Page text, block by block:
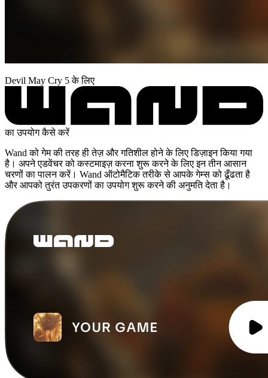
Devil May Cry 5 के लिए
का उपयोग कैसे करें
Wand को गेम की तरह ही तेज़ और गतिशील होने के लिए डिज़ाइन किया गया
है। अपने एडवेंचर को कस्टमाइज़ करना शुरू करने के लिए इन तीन आसान
चरणों का पालन करें। Wand ऑटोमैटिक तरीके से आपके गेम्स को ढूँढता है
और आपको तुरंत उपकरणों का उपयोग शुरू करने की अनुमति देता है।